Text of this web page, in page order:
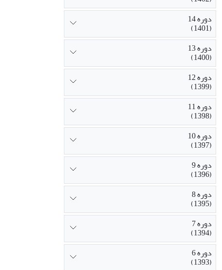
دوره 14
(1401)
دوره 13
(1400)
دوره 12
(1399)
دوره 11
(1398)
دوره 10
(1397)
دوره 9
(1396)
دوره 8
(1395)
دوره 7
(1394)
دوره 6
(1393)